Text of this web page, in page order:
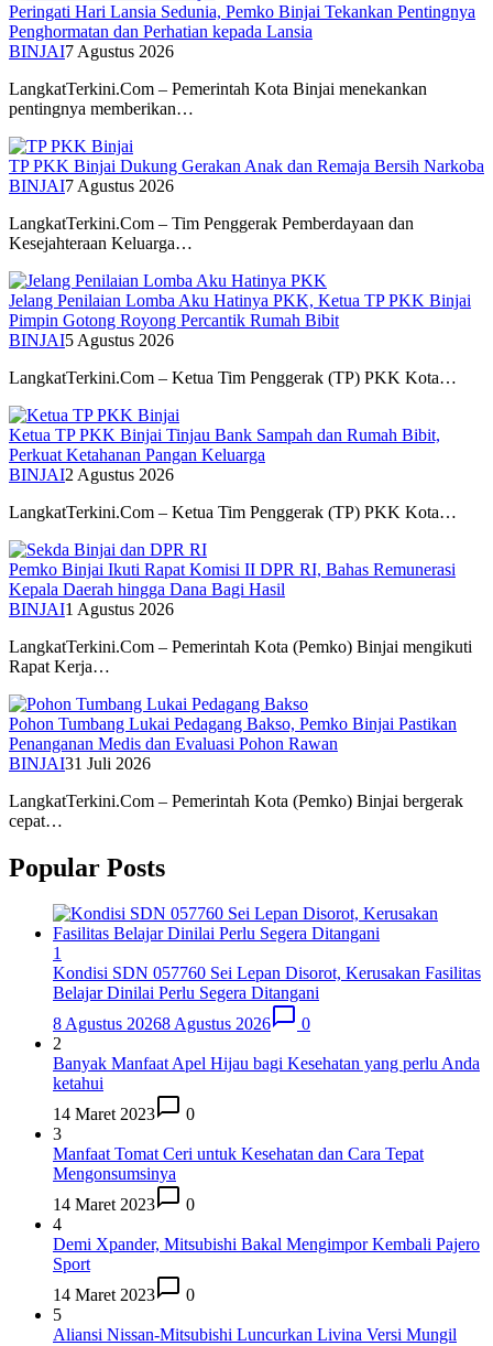
Peringati Hari Lansia Sedunia, Pemko Binjai Tekankan Pentingnya
Penghormatan dan Perhatian kepada Lansia
BINJAI7 Agustus 2026
LangkatTerkini.Com – Pemerintah Kota Binjai menekankan
pentingnya memberikan…
TP PKK Binjai Dukung Gerakan Anak dan Remaja Bersih Narkoba
BINJAI7 Agustus 2026
LangkatTerkini.Com – Tim Penggerak Pemberdayaan dan
Kesejahteraan Keluarga…
Jelang Penilaian Lomba Aku Hatinya PKK, Ketua TP PKK Binjai
Pimpin Gotong Royong Percantik Rumah Bibit
BINJAI5 Agustus 2026
LangkatTerkini.Com – Ketua Tim Penggerak (TP) PKK Kota…
Ketua TP PKK Binjai Tinjau Bank Sampah dan Rumah Bibit,
Perkuat Ketahanan Pangan Keluarga
BINJAI2 Agustus 2026
LangkatTerkini.Com – Ketua Tim Penggerak (TP) PKK Kota…
Pemko Binjai Ikuti Rapat Komisi II DPR RI, Bahas Remunerasi
Kepala Daerah hingga Dana Bagi Hasil
BINJAI1 Agustus 2026
LangkatTerkini.Com – Pemerintah Kota (Pemko) Binjai mengikuti
Rapat Kerja…
Pohon Tumbang Lukai Pedagang Bakso, Pemko Binjai Pastikan
Penanganan Medis dan Evaluasi Pohon Rawan
BINJAI31 Juli 2026
LangkatTerkini.Com – Pemerintah Kota (Pemko) Binjai bergerak
cepat…
Popular Posts
1
Kondisi SDN 057760 Sei Lepan Disorot, Kerusakan Fasilitas
Belajar Dinilai Perlu Segera Ditangani
8 Agustus 20268 Agustus 2026
0
2
Banyak Manfaat Apel Hijau bagi Kesehatan yang perlu Anda
ketahui
14 Maret 2023
0
3
Manfaat Tomat Ceri untuk Kesehatan dan Cara Tepat
Mengonsumsinya
14 Maret 2023
0
4
Demi Xpander, Mitsubishi Bakal Mengimpor Kembali Pajero
Sport
14 Maret 2023
0
5
Aliansi Nissan-Mitsubishi Luncurkan Livina Versi Mungil